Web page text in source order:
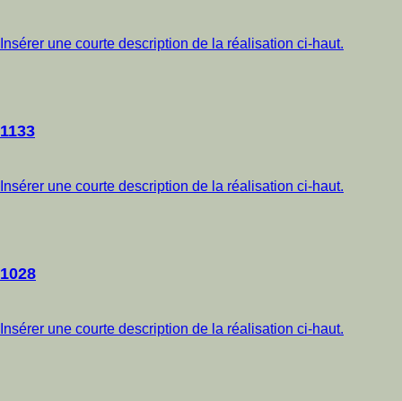
Insérer une courte description de la réalisation ci-haut.
1133
Insérer une courte description de la réalisation ci-haut.
1028
Insérer une courte description de la réalisation ci-haut.